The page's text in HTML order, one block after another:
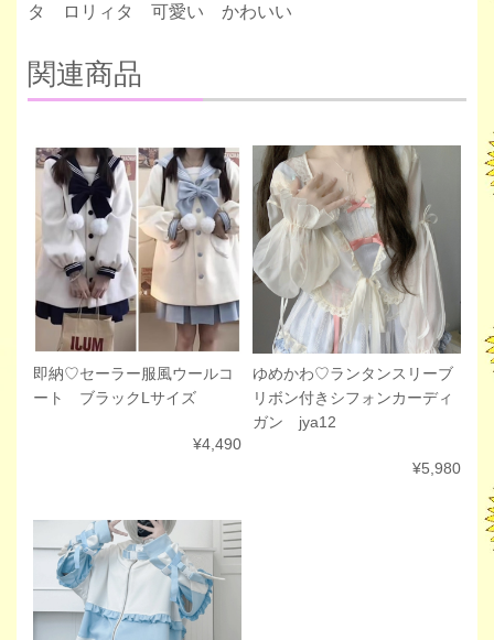
タ ロリィタ 可愛い かわいい
関連商品
即納♡セーラー服風ウールコ
ート ブラックLサイズ
¥4,490
ゆめかわ♡ランタンスリーブ
リボン付きシフォンカーディ
ガン jya12
¥5,980